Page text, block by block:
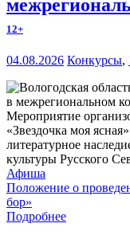
12+
04.08.2026 Конкурсы,
Мероприятие
«Звездочка моя
литературное
культуры Русского
Афиша
Положение о
бор»
Подробнее